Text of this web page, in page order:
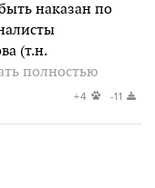
наказан по
(т.н.
полностью
+4 -11